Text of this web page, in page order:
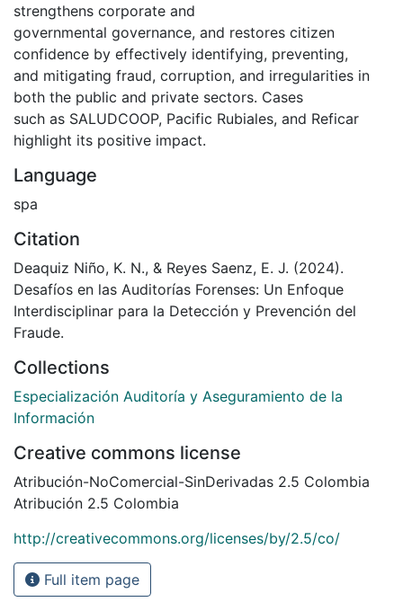
strengthens corporate and
governmental governance, and restores citizen
confidence by effectively identifying, preventing,
and mitigating fraud, corruption, and irregularities in
both the public and private sectors. Cases
such as SALUDCOOP, Pacific Rubiales, and Reficar
highlight its positive impact.
Language
spa
Citation
Deaquiz Niño, K. N., & Reyes Saenz, E. J. (2024).
Desafíos en las Auditorías Forenses: Un Enfoque
Interdisciplinar para la Detección y Prevención del
Fraude.
Collections
Especialización Auditoría y Aseguramiento de la
Información
Creative commons license
Atribución-NoComercial-SinDerivadas 2.5 Colombia
Atribución 2.5 Colombia
http://creativecommons.org/licenses/by/2.5/co/
Full item page